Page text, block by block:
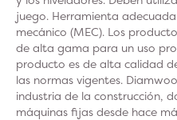
juego. Herramienta
mecánico (MEC). Los
de alta gama para un uso
producto es de alta calidad
las normas vigentes.
industria de la construcción,
máquinas fijas desde hace